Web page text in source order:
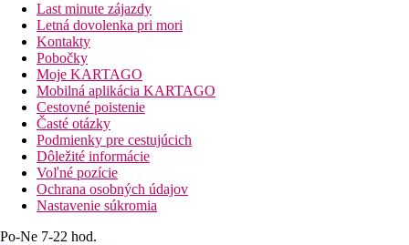
Last minute zájazdy
Letná dovolenka pri mori
Kontakty
Pobočky
Moje KARTAGO
Mobilná aplikácia KARTAGO
Cestovné poistenie
Časté otázky
Podmienky pre cestujúcich
Dôležité informácie
Voľné pozície
Ochrana osobných údajov
Nastavenie súkromia
Po-Ne 7-22 hod.